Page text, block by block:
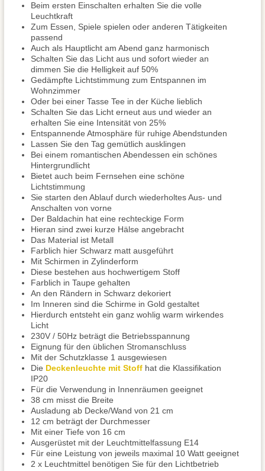
Beim ersten Einschalten erhalten Sie die volle
Leuchtkraft
Zum Essen, Spiele spielen oder anderen Tätigkeiten
passend
Auch als Hauptlicht am Abend ganz harmonisch
Schalten Sie das Licht aus und sofort wieder an
dimmen Sie die Helligkeit auf 50%
Gedämpfte Lichtstimmung zum Entspannen im
Wohnzimmer
Oder bei einer Tasse Tee in der Küche lieblich
Schalten Sie das Licht erneut aus und wieder an
erhalten Sie eine Intensität von 25%
Entspannende Atmosphäre für ruhige Abendstunden
Lassen Sie den Tag gemütlich ausklingen
Bei einem romantischen Abendessen ein schönes
Hintergrundlicht
Bietet auch beim Fernsehen eine schöne
Lichtstimmung
Sie starten den Ablauf durch wiederholtes Aus- und
Anschalten von vorne
Der Baldachin hat eine rechteckige Form
Hieran sind zwei kurze Hälse angebracht
Das Material ist Metall
Farblich hier Schwarz matt ausgeführt
Mit Schirmen in Zylinderform
Diese bestehen aus hochwertigem Stoff
Farblich in Taupe gehalten
An den Rändern in Schwarz dekoriert
Im Inneren sind die Schirme in Gold gestaltet
Hierdurch entsteht ein ganz wohlig warm wirkendes
Licht
230V / 50Hz beträgt die Betriebsspannung
Eignung für den üblichen Stromanschluss
Mit der Schutzklasse 1 ausgewiesen
Die Deckenleuchte mit Stoff hat die Klassifikation
IP20
Für die Verwendung in Innenräumen geeignet
38 cm misst die Breite
Ausladung ab Decke/Wand von 21 cm
12 cm beträgt der Durchmesser
Mit einer Tiefe von 16 cm
Ausgerüstet mit der Leuchtmittelfassung E14
Für eine Leistung von jeweils maximal 10 Watt geeignet
2 x Leuchtmittel benötigen Sie für den Lichtbetrieb